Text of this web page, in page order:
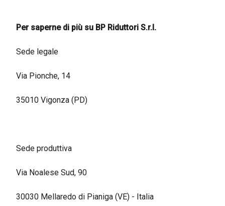
Per saperne di più su BP Riduttori S.r.l.
Sede legale
Via Pionche, 14
35010 Vigonza (PD)
Sede produttiva
Via Noalese Sud, 90
30030 Mellaredo di Pianiga (VE) - Italia